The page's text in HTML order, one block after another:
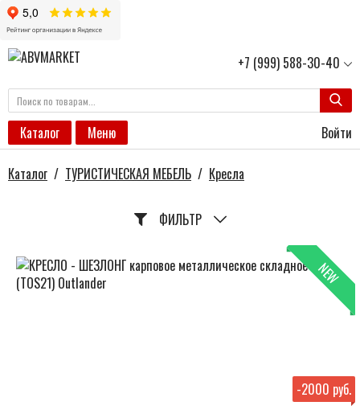
+7 (999) 588-30-40
Каталог Меню Войти
Каталог / ТУРИСТИЧЕСКАЯ МЕБЕЛЬ / Кресла
ФИЛЬТР
-2000 руб.
NEW